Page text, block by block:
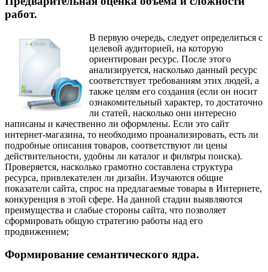
работ.
В первую очередь, следует определиться с
целевой аудиторией, на которую
ориентирован ресурс. После этого
анализируется, насколько данный ресурс
соответствует требованиям этих людей, а
также целям его создания (если он носит
ознакомительный характер, то достаточно
ли статей, насколько они интересно
написаны и качественно ли оформлены. Если это сайт
интернет-магазина, то необходимо проанализировать, есть ли
подробные описания товаров, соответствуют ли цены
действительности, удобны ли каталог и фильтры поиска).
Проверяется, насколько грамотно составлена структура
ресурса, привлекателен ли дизайн. Изучаются общие
показатели сайта, спрос на предлагаемые товары в Интернете,
конкуренция в этой сфере. На данной стадии выявляются
преимущества и слабые стороны сайта, что позволяет
сформировать общую стратегию работы над его
продвижением;
Формирование семантического ядра.